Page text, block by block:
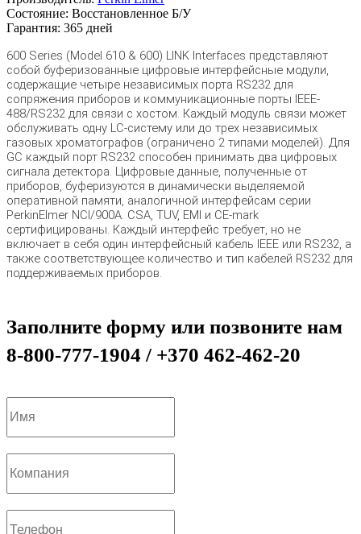
Состояние: Восстановленное Б/У
Гарантия: 365 дней
600 Series (Model 610 & 600) LINK Interfaces представляют
собой буферизованные цифровые интерфейсные модули,
содержащие четыре независимых порта RS232 для
сопряжения приборов и коммуникационные порты IEEE-
488/RS232 для связи с хостом. Каждый модуль связи может
обслуживать одну LC-систему или до трех независимых
газовых хроматографов (ограничено 2 типами моделей). Для
GC каждый порт RS232 способен принимать два цифровых
сигнала детектора. Цифровые данные, полученные от
приборов, буферизуются в динамически выделяемой
оперативной памяти, аналогичной интерфейсам серии
PerkinElmer NCI/900A. CSA, TUV, EMI и CE-mark
сертифицированы. Каждый интерфейс требует, но не
включает в себя один интерфейсный кабель IEEE или RS232, а
также соответствующее количество и тип кабелей RS232 для
поддерживаемых приборов.
Заполните форму или позвоните нам
8-800-777-1904 / +370 462-462-20